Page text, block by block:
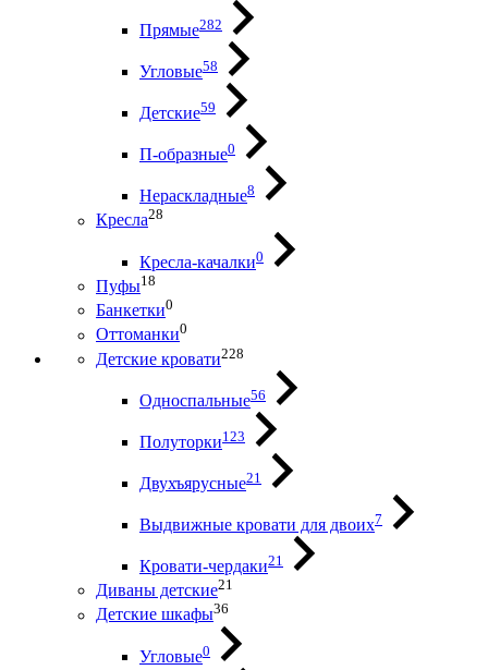
Прямые282
Угловые58
Детские59
П-образные0
Нераскладные8
Кресла28
Кресла-качалки0
Пуфы18
Банкетки0
Оттоманки0
Детские кровати228
Односпальные56
Полуторки123
Двухъярусные21
Выдвижные кровати для двоих7
Кровати-чердаки21
Диваны детские21
Детские шкафы36
Угловые0